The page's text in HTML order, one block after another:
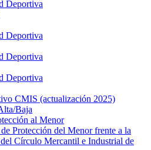
Deportiva
Deportiva
Deportiva
Deportiva
CMIS (actualización 2025)
Baja
al Menor
Protección del Menor frente a la
Círculo Mercantil e Industrial de